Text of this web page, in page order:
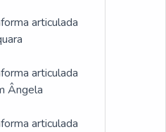
articulada
articulada
Ângela
articulada